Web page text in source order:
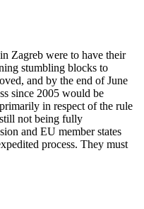
Zagreb were to have their
stumbling blocks to
and by the end of June
since 2005 would be
in respect of the rule
not being fully
and EU member states
process. They must